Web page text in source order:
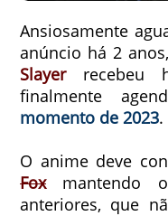
Ansiosamente
anúncio há 2
Slayer
finalmente
momento de 2023.
O anime deve
Foxmantendo o
anteriores, que